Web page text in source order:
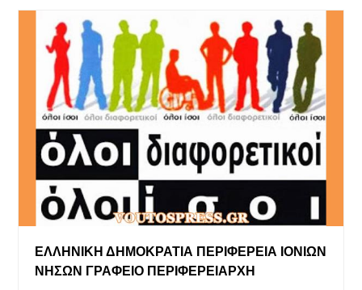
ΕΛΛΗΝΙΚΗ ΔΗΜΟΚΡΑΤΙΑ ΠΕΡΙΦΕΡΕΙΑ ΙΟΝΙΩΝ
ΝΗΣΩΝ ΓΡΑΦΕΙΟ ΠΕΡΙΦΕΡΕΙΑΡΧΗ